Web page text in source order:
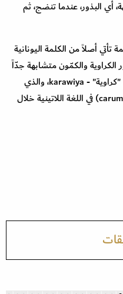
أي البذور، عندما تنضج، ثم
أصلاً من الكلمة اليونانية
والكمّون متشابهة جدّاً
في المظهر. في اللغة العربية، تُعرف باسم "كراوية" - karawiya، والذي
تحوّل إلى carui أو carvi (كما في carum carvi) في اللغة اللاتينية خلال